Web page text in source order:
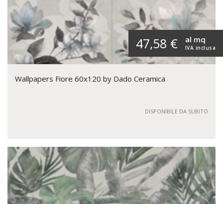
47,58 € IVA inclusa
al mq
Wallpapers Fiore 60x120 by Dado Ceramica
DISPONIBILE DA SUBITO